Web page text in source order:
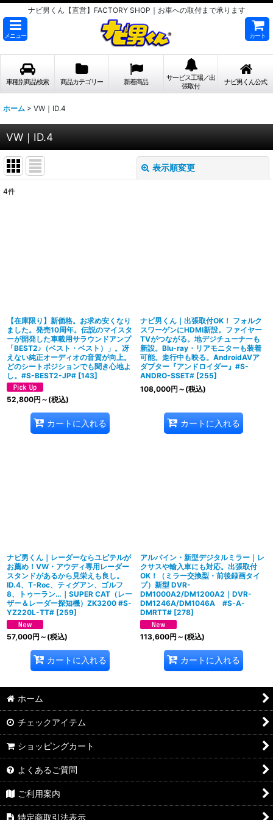
ナビ男くん【直営】FACTORY SHOP｜お車への取付まで承ります
メニュー カート
車種別商品検索 商品カテゴリー 新着商品
サービス工場／出
張取付
ナビ男くん公式
ホーム > VW｜ID.4
VW｜ID.4
表示順変更
4件
【在庫限り】新価格。お求め安くなり
ました。発売10周年。伝説のマイスタ
ーが開発した車載用サラウンドアンプ
「BEST2♪（ベスト・ベスト）」。冴
えない純正オーディオの音質が向上。
どのシートポジションでも聞き心地よ
し。#S-BEST2-JP# [143]
52,800円 ～ (税込)
カートに入れる
ナビ男くん｜出張取付OK！ フォルク
スワーゲンにHDMI新設。ファイヤー
TVがつながる。地デジチューナーも
新設。Blu-ray・リアモニターも装着
可能。走行中も映る。AndroidAVア
ダプター『アンドロイダー』#S-
ANDRO-SSET# [255]
108,000円 ～ (税込)
カートに入れる
ナビ男くん｜レーダーならユピテルが
お薦め！VW・アウディ専用レーダー
スタンドがあるから見栄えも良し。
ID.4、T-Roc、ティグアン、ゴルフ
8、トゥーラン…｜SUPER CAT（レー
ザー＆レーダー探知機）ZK3200 #S-
YZ220L-TT# [259]
57,000円 ～ (税込)
カートに入れる
アルパイン・新型デジタルミラー｜レ
クサスや輸入車にも対応。出張取付
OK！（ミラー交換型・前後録画タイ
プ）新型 DVR-
DM1000A2/DM1200A2｜DVR-
DM1246A/DM1046A #S-A-
DMRTT# [278]
113,600円 ～ (税込)
カートに入れる
ホーム
チェックアイテム
ショッピングカート
よくあるご質問
ご利用案内
特定商取引法表示